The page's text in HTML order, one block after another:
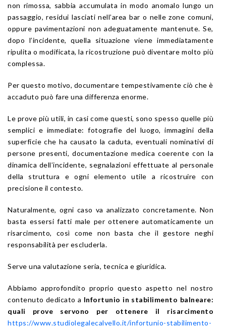
non rimossa, sabbia accumulata in modo anomalo lungo un
passaggio, residui lasciati nell’area bar o nelle zone comuni,
oppure pavimentazioni non adeguatamente mantenute. Se,
dopo l’incidente, quella situazione viene immediatamente
ripulita o modificata, la ricostruzione può diventare molto più
complessa.
Per questo motivo, documentare tempestivamente ciò che è
accaduto può fare una differenza enorme.
Le prove più utili, in casi come questi, sono spesso quelle più
semplici e immediate: fotografie del luogo, immagini della
superficie che ha causato la caduta, eventuali nominativi di
persone presenti, documentazione medica coerente con la
dinamica dell’incidente, segnalazioni effettuate al personale
della struttura e ogni elemento utile a ricostruire con
precisione il contesto.
Naturalmente, ogni caso va analizzato concretamente. Non
basta essersi fatti male per ottenere automaticamente un
risarcimento, così come non basta che il gestore neghi
responsabilità per escluderla.
Serve una valutazione seria, tecnica e giuridica.
Abbiamo approfondito proprio questo aspetto nel nostro
contenuto dedicato a Infortunio in stabilimento balneare:
quali prove servono per ottenere il risarcimento
https://www.studiolegalecalvello.it/infortunio-stabilimento-